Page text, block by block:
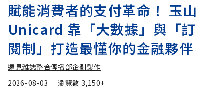
賦能消費者的支付革命！ 玉山
Unicard 靠「大數據」與「訂
閱制」打造最懂你的金融夥伴
遠見雜誌整合傳播部企劃製作
2026-08-03
瀏覽數 3,150+